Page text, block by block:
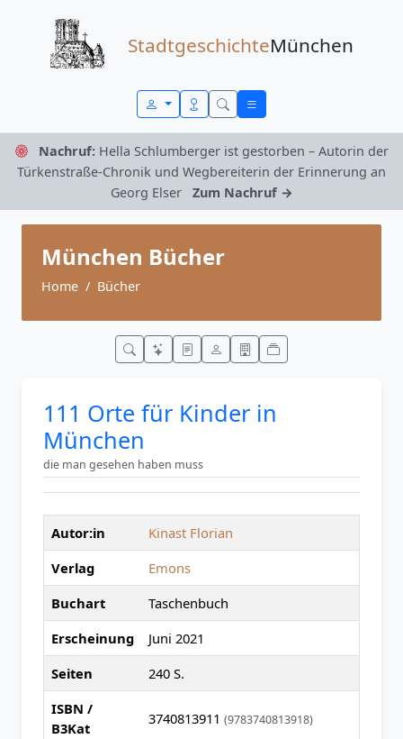
StadtgeschichteMünchen
Nachruf: Hella Schlumberger ist gestorben – Autorin der
Türkenstraße-Chronik und Wegbereiterin der Erinnerung an
Georg Elser
Zum Nachruf →
München Bücher
Home Bücher
111 Orte für Kinder in
München
die man gesehen haben muss
Autor:in
Kinast Florian
Verlag
Emons
Buchart
Taschenbuch
Erscheinung
Juni 2021
Seiten
240 S.
ISBN /
B3Kat
3740813911 (9783740813918)